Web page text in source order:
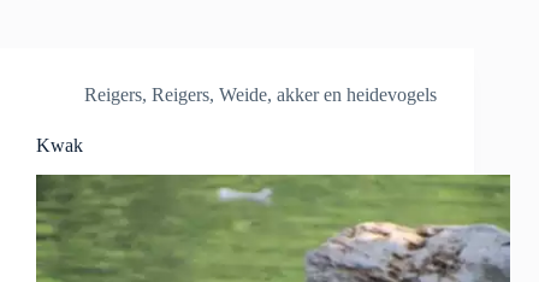
Reigers, Reigers, Weide, akker en heidevogels
Kwak